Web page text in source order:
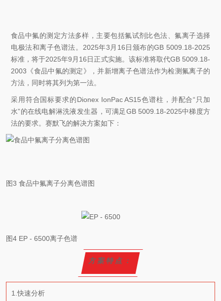
食品中氟的测定方法多样，主要包括氟试剂 比色法、氟离子选择
电极法和离子色谱法。2025年3月16日颁布的GB 5009.18-2025
标准，将于2025年9月16日正式实施。该标准将取代GB 5009.18-
2003《食品中氟的测定》，并新增离子色谱法作为检测氟离子的
方法，同时将其列为第一法。
采用符合国标要求的Dionex IonPac AS15色谱柱，并配合“只加
水”的在线电解淋洗液发生器，可满足GB 5009.18-2025中梯度方
法的要求。赛默飞的解决方案如下：
图3 食品中氟离子分离色谱图
图4 EP - 6500离子色谱
方案特点：
1.快速分析